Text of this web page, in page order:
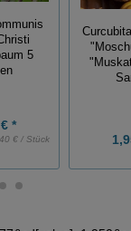
5
*
€ / Stück